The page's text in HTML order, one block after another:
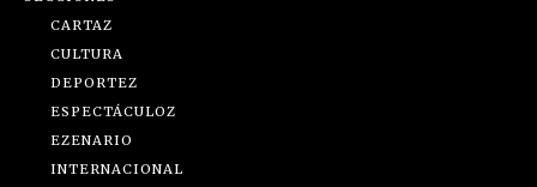
CARTAZ
CULTURA
DEPORTEZ
ESPECTÁCULOZ
EZENARIO
INTERNACIONAL